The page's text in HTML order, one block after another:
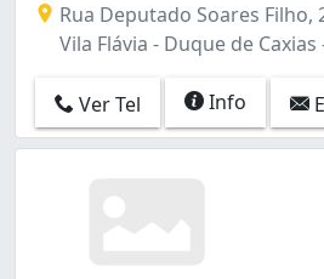
Rua Deputado Soares Filho,
Vila Flávia - Duque de Caxias
Ver Tel Info